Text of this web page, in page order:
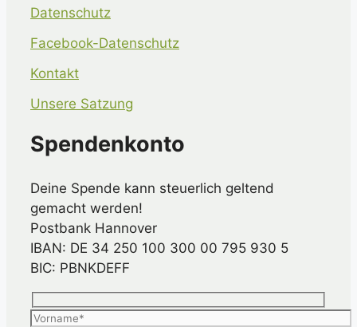
Datenschutz
Facebook-Datenschutz
Kontakt
Unsere Satzung
Spendenkonto
Deine Spende kann steuerlich geltend
gemacht werden!
Postbank Hannover
IBAN: DE 34 250 100 300 00 795 930 5
BIC: PBNKDEFF